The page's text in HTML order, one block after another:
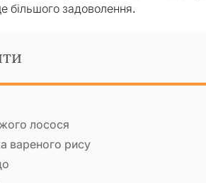
більшого задоволення.
лосося
вареного рису